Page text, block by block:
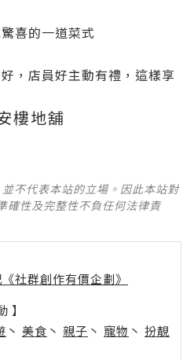
喜的一道菜式
，店員好主動有禮，這樣享
樓地舖
不代表本站的立場。因此本站對
確性及完整性不負任何法律責
社群創作有價企劃》
】
丶 美食 丶 親子 丶 寵物 丶 扮靚